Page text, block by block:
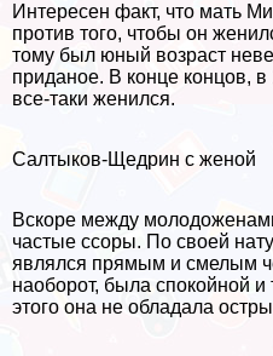
Интересен факт, что мать
против того, чтобы он
тому был юный возраст
приданое. В конце концов,
все-таки женился.
Салтыков-Щедрин с женой
Вскоре между
частые ссоры. По своей
являлся прямым и смелым
наоборот, была спокойной
этого она не обладала